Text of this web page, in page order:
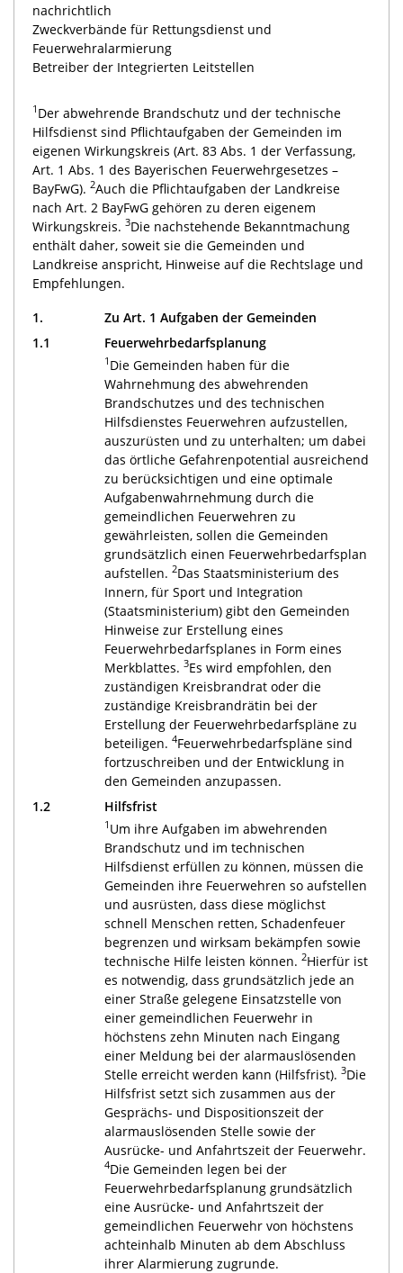
nachrichtlich
Zweckverbände für Rettungsdienst und
Feuerwehralarmierung
Betreiber der Integrierten Leitstellen
1 Der abwehrende Brandschutz und der technische
Hilfsdienst sind Pflichtaufgaben der Gemeinden im
eigenen Wirkungskreis (Art. 83 Abs. 1 der Verfassung,
Art. 1 Abs. 1 des Bayerischen Feuerwehrgesetzes –
BayFwG). 2Auch die Pflichtaufgaben der Landkreise
nach Art. 2 BayFwG gehören zu deren eigenem
Wirkungskreis. 3Die nachstehende Bekanntmachung
enthält daher, soweit sie die Gemeinden und
Landkreise anspricht, Hinweise auf die Rechtslage und
Empfehlungen.
1.
Zu Art. 1 Aufgaben der Gemeinden
1.1
Feuerwehrbedarfsplanung
1 Die Gemeinden haben für die
Wahrnehmung des abwehrenden
Brandschutzes und des technischen
Hilfsdienstes Feuerwehren aufzustellen,
auszurüsten und zu unterhalten; um dabei
das örtliche Gefahrenpotential ausreichend
zu berücksichtigen und eine optimale
Aufgabenwahrnehmung durch die
gemeindlichen Feuerwehren zu
gewährleisten, sollen die Gemeinden
grundsätzlich einen Feuerwehrbedarfsplan
aufstellen. 2Das Staatsministerium des
Innern, für Sport und Integration
(Staatsministerium) gibt den Gemeinden
Hinweise zur Erstellung eines
Feuerwehrbedarfsplanes in Form eines
Merkblattes. 3Es wird empfohlen, den
zuständigen Kreisbrandrat oder die
zuständige Kreisbrandrätin bei der
Erstellung der Feuerwehrbedarfspläne zu
beteiligen. 4Feuerwehrbedarfspläne sind
fortzuschreiben und der Entwicklung in
den Gemeinden anzupassen.
1.2
Hilfsfrist
1 Um ihre Aufgaben im abwehrenden
Brandschutz und im technischen
Hilfsdienst erfüllen zu können, müssen die
Gemeinden ihre Feuerwehren so aufstellen
und ausrüsten, dass diese möglichst
schnell Menschen retten, Schadenfeuer
begrenzen und wirksam bekämpfen sowie
technische Hilfe leisten können. 2Hierfür ist
es notwendig, dass grundsätzlich jede an
einer Straße gelegene Einsatzstelle von
einer gemeindlichen Feuerwehr in
höchstens zehn Minuten nach Eingang
einer Meldung bei der alarmauslösenden
Stelle erreicht werden kann (Hilfsfrist). 3Die
Hilfsfrist setzt sich zusammen aus der
Gesprächs- und Dispositionszeit der
alarmauslösenden Stelle sowie der
Ausrücke- und Anfahrtszeit der Feuerwehr.
4Die Gemeinden legen bei der
Feuerwehrbedarfsplanung grundsätzlich
eine Ausrücke- und Anfahrtszeit der
gemeindlichen Feuerwehr von höchstens
achteinhalb Minuten ab dem Abschluss
ihrer Alarmierung zugrunde.